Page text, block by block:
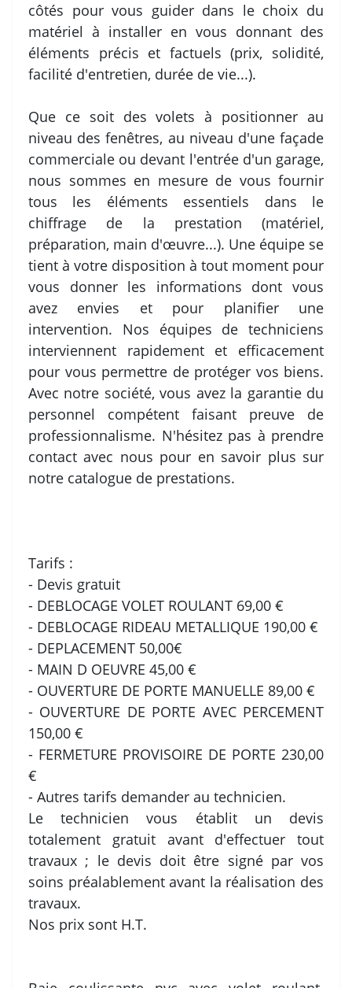
côtés pour vous guider dans le choix du
matériel à installer en vous donnant des
éléments précis et factuels (prix, solidité,
facilité d'entretien, durée de vie...).
Que ce soit des volets à positionner au
niveau des fenêtres, au niveau d'une façade
commerciale ou devant l'entrée d'un garage,
nous sommes en mesure de vous fournir
tous les éléments essentiels dans le
chiffrage de la prestation (matériel,
préparation, main d'œuvre...). Une équipe se
tient à votre disposition à tout moment pour
vous donner les informations dont vous
avez envies et pour planifier une
intervention. Nos équipes de techniciens
interviennent rapidement et efficacement
pour vous permettre de protéger vos biens.
Avec notre société, vous avez la garantie du
personnel compétent faisant preuve de
professionnalisme. N'hésitez pas à prendre
contact avec nous pour en savoir plus sur
notre catalogue de prestations.
Tarifs :
- Devis gratuit
- DEBLOCAGE VOLET ROULANT 69,00 €
- DEBLOCAGE RIDEAU METALLIQUE 190,00 €
- DEPLACEMENT 50,00€
- MAIN D OEUVRE 45,00 €
- OUVERTURE DE PORTE MANUELLE 89,00 €
- OUVERTURE DE PORTE AVEC PERCEMENT
150,00 €
- FERMETURE PROVISOIRE DE PORTE 230,00
€
- Autres tarifs demander au technicien.
Le technicien vous établit un devis
totalement gratuit avant d'effectuer tout
travaux ; le devis doit être signé par vos
soins préalablement avant la réalisation des
travaux.
Nos prix sont H.T.